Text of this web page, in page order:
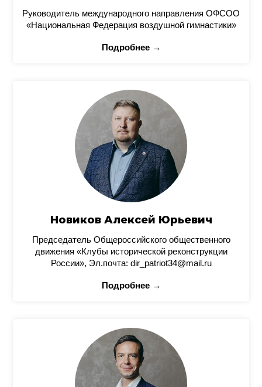
Руководитель международного направления ОФСОО
«Национальная Федерация воздушной гимнастики»
Подробнее →
Новиков Алексей Юрьевич
Председатель Общероссийского общественного
движения «Клубы исторической реконструкции
России», Эл.почта: dir_patriot34@mail.ru
Подробнее →